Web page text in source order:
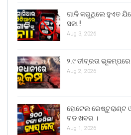
ଗାଳି କରୁଥିଲେ ହୁଏତ
ସଜା !
Aug 3, 2026
୨.୯ ତୀବ୍ରତା ଭୂକମ୍ପରେ
Aug 2, 2026
ହୋଟେଲ ରେଷ୍ଟୁରାଣ୍ଟ
ବଡ ଖବର ।
Aug 1, 2026